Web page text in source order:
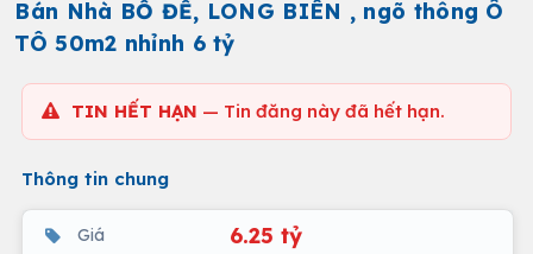
Bán Nhà BỒ ĐỀ, LONG BIÊN , ngõ thông Ô
TÔ 50m2 nhỉnh 6 tỷ
TIN HẾT HẠN — Tin đăng này đã hết hạn.
Thông tin chung
Giá 6.25 tỷ